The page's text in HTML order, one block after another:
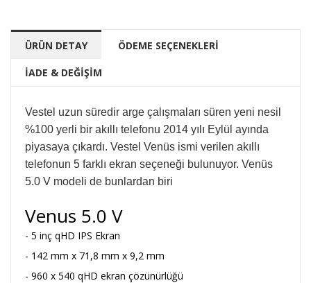
ÜRÜN DETAY ÖDEME SEÇENEKLERİ
İADE & DEĞİŞİM
Vestel uzun süredir arge çalışmaları süren yeni nesil
%100 yerli bir akıllı telefonu 2014 yılı Eylül ayında
piyasaya çıkardı. Vestel Venüs ismi verilen akıllı
telefonun 5 farklı ekran seçeneği bulunuyor. Venüs
5.0 V modeli de bunlardan biri
Venus 5.0 V
- 5 inç qHD IPS Ekran
- 142 mm x 71,8 mm x 9,2 mm
- 960 x 540 qHD ekran çözünürlüğü